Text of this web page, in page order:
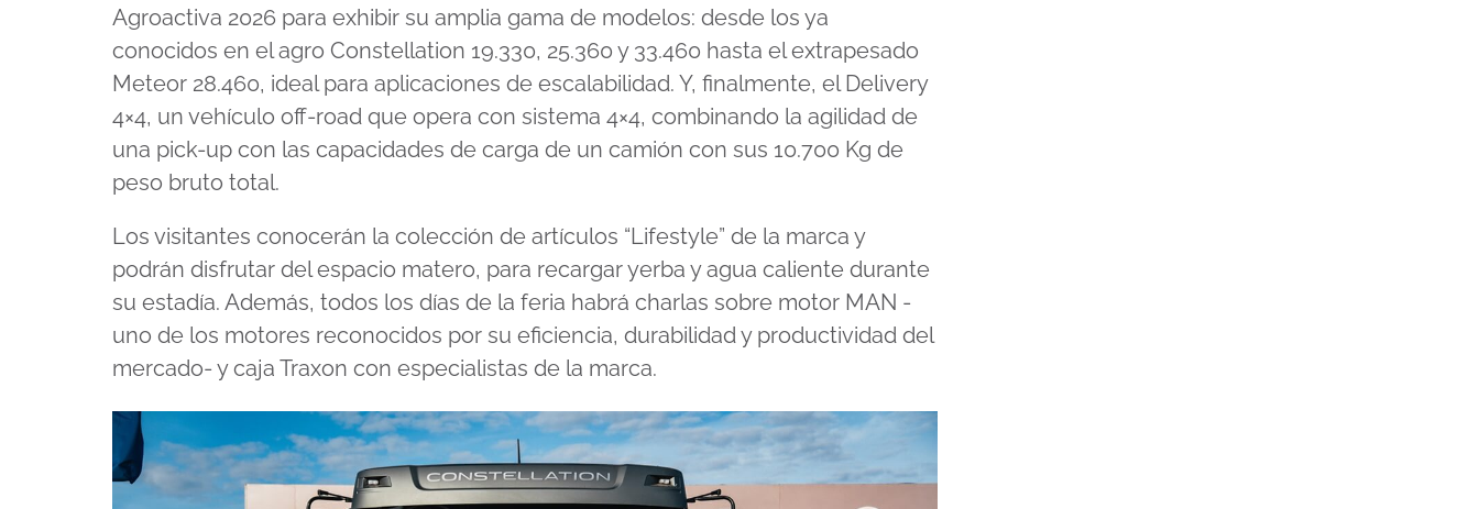
secondsVolume
Agroactiva 2026 para exhibir su amplia gama de modelos: desde los ya
conocidos en el agro Constellation 19.330, 25.360 y 33.460 hasta el extrapesado
Meteor 28.460, ideal para aplicaciones de escalabilidad. Y, finalmente, el Delivery
4×4, un vehículo off-road que opera con sistema 4×4, combinando la agilidad de
una pick-up con las capacidades de carga de un camión con sus 10.700 Kg de
peso bruto total.
Los visitantes conocerán la colección de artículos “Lifestyle” de la marca y
podrán disfrutar del espacio matero, para recargar yerba y agua caliente durante
su estadía. Además, todos los días de la feria habrá charlas sobre motor MAN -
uno de los motores reconocidos por su eficiencia, durabilidad y productividad del
mercado- y caja Traxon con especialistas de la marca.